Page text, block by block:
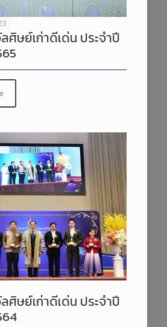
ศิษย์เก่าดีเด่น ประจำปี
ศิษย์เก่าดีเด่น ประจำปี